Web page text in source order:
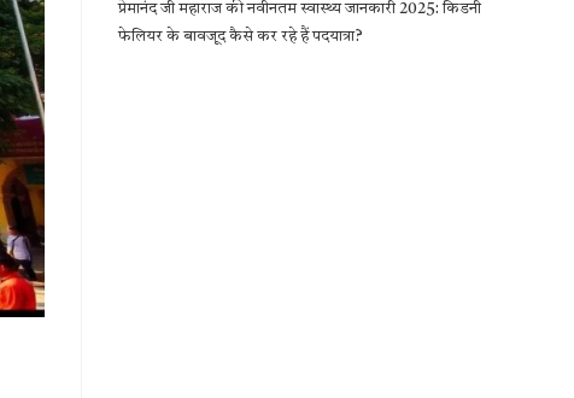
प्रेमानंद जी महाराज की नवीनतम स्वास्थ्य जानकारी 2025: किडनी
फेलियर के बावजूद कैसे कर रहे हैं पदयात्रा?